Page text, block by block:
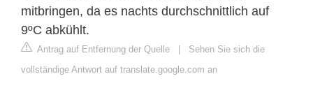
mitbringen, da es nachts durchschnittlich auf
9ºC abkühlt.
Antrag auf Entfernung der Quelle | Sehen Sie sich die
vollständige Antwort auf translate.google.com an